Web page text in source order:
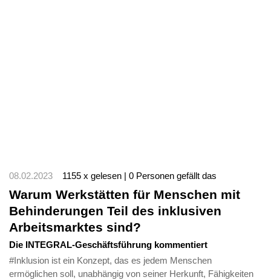
08.02.2023 1155 x gelesen | 0 Personen gefällt das
Warum Werkstätten für Menschen mit
Behinderungen Teil des inklusiven
Arbeitsmarktes sind?
Die INTEGRAL-Geschäftsführung kommentiert
#Inklusion ist ein Konzept, das es jedem Menschen
ermöglichen soll, unabhängig von seiner Herkunft, Fähigkeiten